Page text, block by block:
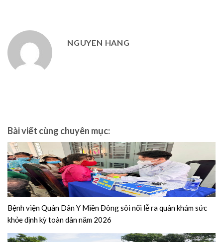
NGUYEN HANG
Bài viết cùng chuyên mục:
Bệnh viện Quân Dân Y Miền Đông sôi nổi lễ ra quân khám sức
khỏe định kỳ toàn dân năm 2026